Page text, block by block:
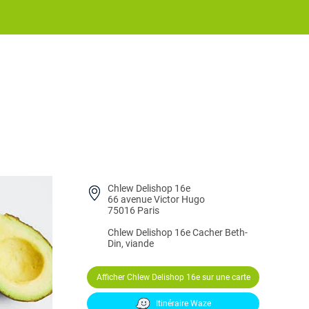
Chlew Delishop 16e
66 avenue Victor Hugo
75016 Paris
Chlew Delishop 16eCacher Beth-
Din, viande
Afficher Chlew Delishop 16e sur une carte
Itinéraire Waze